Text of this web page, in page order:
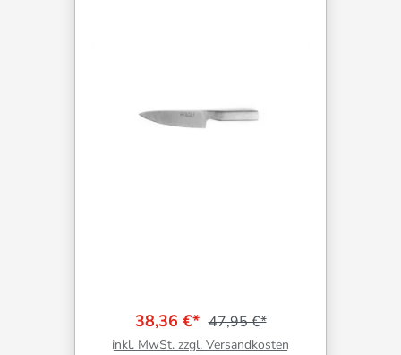
38,36 €* 47,95 €*
inkl. MwSt. zzgl. Versandkosten